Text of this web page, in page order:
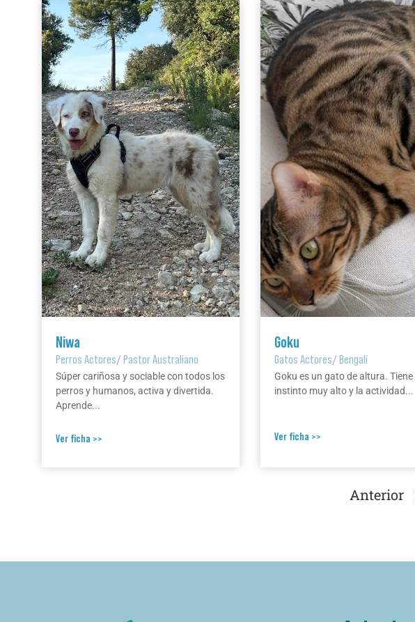
Niwa
Perros Actores/Pastor Australiano
Súper cariñosa y sociable con todos los
perros y humanos, activa y divertida.
Aprende...
Ver ficha >>
Goku
Gatos Actores/Bengalí
Goku es un gato de altura. Tiene
instinto muy alto y la actividad...
Ver ficha >>
Anterior